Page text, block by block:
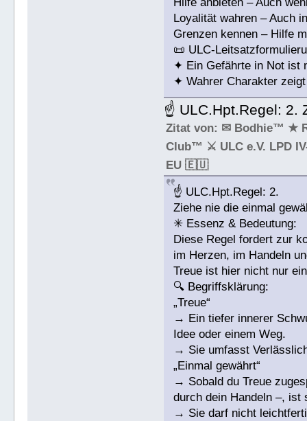
Loyalität wahren – Auch
Grenzen kennen – Hilfe
📜 ULC-
✦ Ein Gefährte in Not ist
✦ Wahrer Charakter
☝ ULC.Hpt.Regel: 2.
Zitat von: ✉ Bodhie™ ★
Club™ ⚔ ULC e.V. LPD
EU 🇪🇺
☝ ULC.Hpt.Regel: 2.
Ziehe nie die einmal
✳ Essenz & Bedeutung:
Diese Regel fordert zur
im Herzen, im Handeln
Treue ist hier nicht nur
🔍 Begriffsklärung:
„Treue“
→ Ein tiefer innerer
Idee oder einem Weg.
→ Sie umfasst
„Einmal gewährt“
→ Sobald du Treue
durch dein Handeln –, ist
→ Sie darf nicht